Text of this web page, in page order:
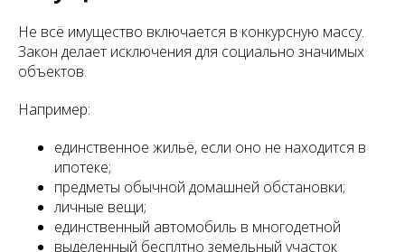
Не всё имущество включается в конкурсную массу.
Закон делает исключения для социально значимых
объектов.
Например:
единственное жильё, если оно не находится в
ипотеке;
предметы обычной домашней обстановки;
личные вещи;
единственный автомобиль в многодетной
выделенный бесплтно земельный участок